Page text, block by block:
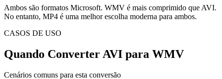
Ambos são formatos Microsoft. WMV é mais comprimido que AVI.
No entanto, MP4 é uma melhor escolha moderna para ambos.
CASOS DE USO
Quando Converter AVI para WMV
Cenários comuns para esta conversão